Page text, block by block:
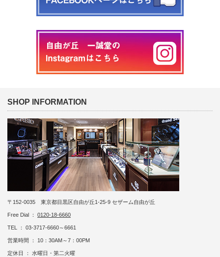
SHOP INFORMATION
〒152-0035 東京都目黒区自由が丘1-25-9 セザーム自由が丘
Free Dial ： 0120-18-6660
TEL ： 03-3717-6660～6661
営業時間 ： 10：30AM～7：00PM
定休日 ： 水曜日・第二火曜